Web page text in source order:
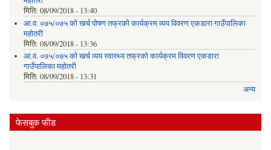
मिति: 08/09/2018 - 13:40
आ.व. ०७५/०७५ को खर्च पोषण तफ्रको कार्यक्रम व्यय विवरण एकडारा गाउँपालिका
महोतरी
मिति: 08/09/2018 - 13:36
आ.व. ०७५/०७५ को खर्च व्यय स्वास्थ्य तफ्रको कार्यक्रम विवरण एकडारा
गाउँपालिका महोतरी
मिति: 08/09/2018 - 13:31
अन्य
फेसबुक फीड